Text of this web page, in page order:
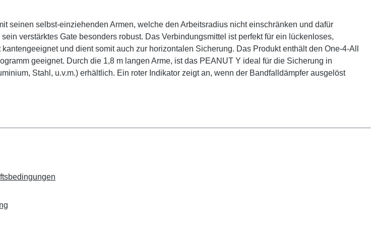
seinen selbst-einziehenden Armen, welche den Arbeitsradius nicht einschränken und dafür
verstärktes Gate besonders robust. Das Verbindungsmittel ist perfekt für ein lückenloses,
und dient somit auch zur horizontalen Sicherung. Das Produkt enthält den One-4-All
geeignet. Durch die 1,8 m langen Arme, ist das PEANUT Y ideal für die Sicherung in
Stahl, u.v.m.) erhältlich. Ein roter Indikator zeigt an, wenn der Bandfalldämpfer ausgelöst